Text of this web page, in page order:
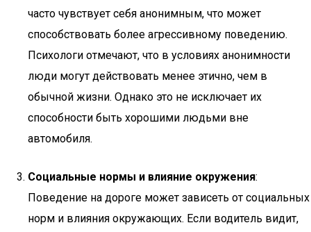
часто чувствует себя анонимным, что может
способствовать более агрессивному поведению.
Психологи отмечают, что в условиях анонимности
люди могут действовать менее этично, чем в
обычной жизни. Однако это не исключает их
способности быть хорошими людьми вне
автомобиля.
Социальные нормы и влияние окружения:
Поведение на дороге может зависеть от социальных
норм и влияния окружающих. Если водитель видит,